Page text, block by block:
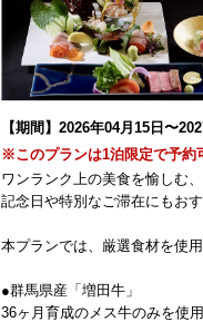
【期間】2026年04月15日〜
※このプランは1泊限定で予約
ワンランク上の美食を愉しむ、
記念日や特別なご滞在にもおす
本プランでは、厳選食材を使
●群馬県産「増田牛」
36ヶ月育成のメス牛のみを使